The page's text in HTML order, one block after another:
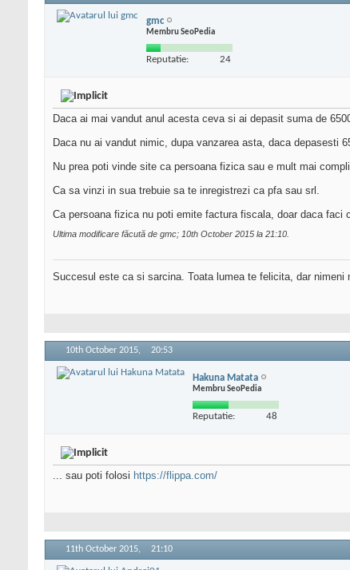
gmc
Membru SeoPedia
Reputatie: 24
Daca ai mai vandut anul acesta ceva si ai depasit suma de
Daca nu ai vandut nimic, dupa vanzarea asta, daca depasesti
Nu prea poti vinde site ca persoana fizica sau e mult mai
Ca sa vinzi in sua trebuie sa te inregistrezi ca pfa sau srl.
Ca persoana fizica nu poti emite factura fiscala, doar daca faci
Ultima modificare făcută de gmc; 10th October 2015 la 21:10
Succesul este ca si sarcina. Toata lumea te felicita, dar
10th October 2015, 20:53
Hakuna Matata
Membru SeoPedia
Reputatie: 48
... sau poti folosi https://flippa.com/
11th October 2015, 21:10